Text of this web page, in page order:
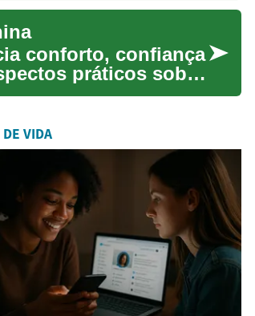
conforto, confiança
práticos sobre
VIDA